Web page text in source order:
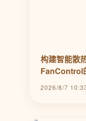
构建智能散
FanControl
2026/8/7